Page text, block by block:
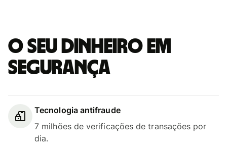
O seu dinheiro em
segurança
Tecnologia antifraude
7 milhões de verificações de transações por
dia.